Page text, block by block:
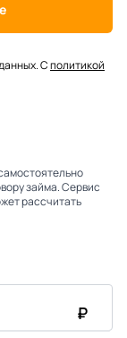
Сполитикой
займа. Сервис
рассчитать
₽